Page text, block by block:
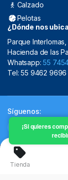
Calzado
Pelotas
¿Dónde nos
Parque Interlomas,
Hacienda de las
Whatsapp:55
Tel: 55 9462 9696
Síguenos:
Copyright 2024 ©
¡Si quieres
Tienda